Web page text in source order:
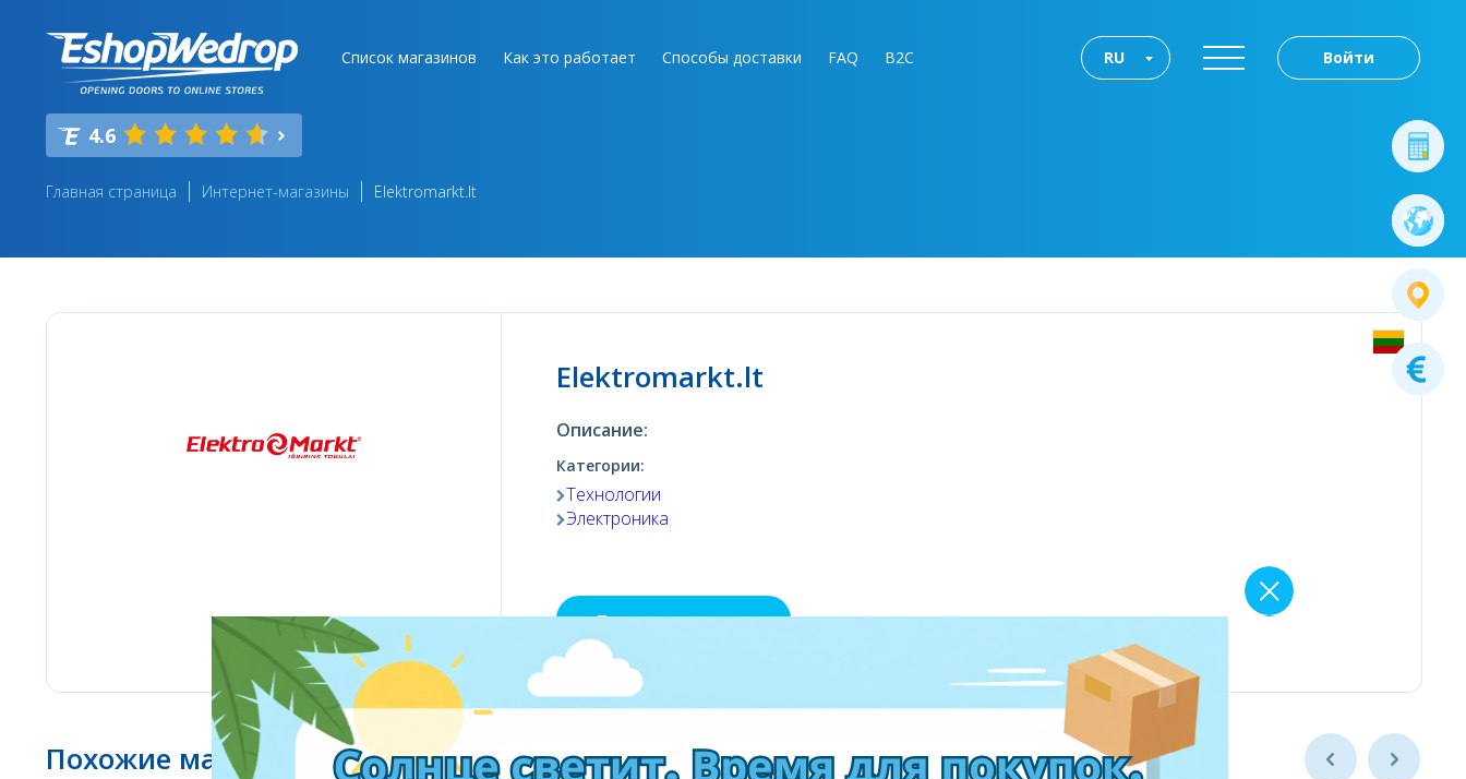
Список магазинов Как это работает Способы доставки FAQ B2C Войти
RU
4.6
Главная страница Интернет-магазины Elektromarkt.lt
Elektromarkt.lt
Описание:
Категории:
Технологии
Электроника
Посетить магазин
Похожие магазины